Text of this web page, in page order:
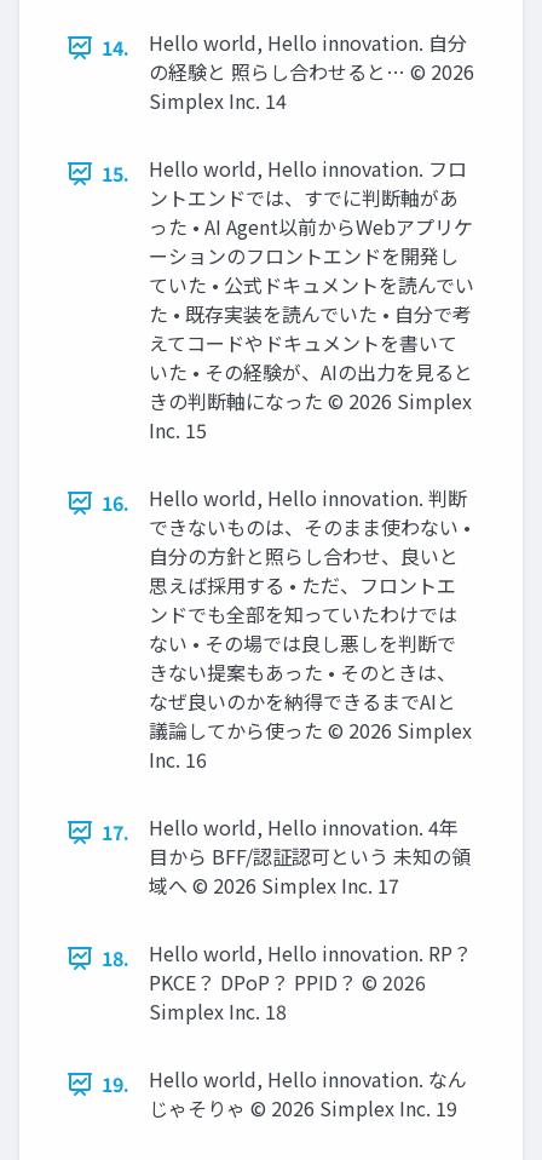
14.
Hello world, Hello innovation. 自分
の経験と 照らし合わせると… ©️ 2026
Simplex Inc. 14
15.
Hello world, Hello innovation. フロ
ントエンドでは、すでに判断軸があ
った • AI Agent以前からWebアプリケ
ーションのフロントエンドを開発し
ていた • 公式ドキュメントを読んでい
た • 既存実装を読んでいた • 自分で考
えてコードやドキュメントを書いて
いた • その経験が、AIの出力を見ると
きの判断軸になった ©️ 2026 Simplex
Inc. 15
16.
Hello world, Hello innovation. 判断
できないものは、そのまま使わない •
自分の方針と照らし合わせ、良いと
思えば採用する • ただ、フロントエ
ンドでも全部を知っていたわけでは
ない • その場では良し悪しを判断で
きない提案もあった • そのときは、
なぜ良いのかを納得できるまでAIと
議論してから使った ©️ 2026 Simplex
Inc. 16
17.
Hello world, Hello innovation. 4年
目から BFF/認証認可という 未知の領
域へ ©️ 2026 Simplex Inc. 17
18.
Hello world, Hello innovation. RP？
PKCE？ DPoP？ PPID？ ©️ 2026
Simplex Inc. 18
19.
Hello world, Hello innovation. なん
じゃそりゃ ©️ 2026 Simplex Inc. 19